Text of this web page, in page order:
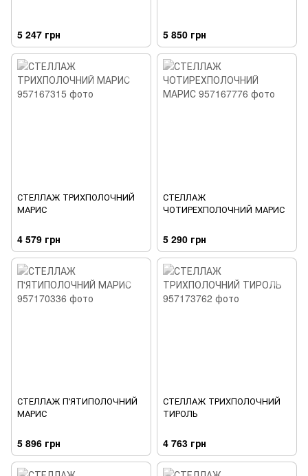
5 247 грн 5 850 грн
СТЕЛЛАЖ ТРИХПОЛОЧНИЙ
МАРИС
4 579 грн
СТЕЛЛАЖ
ЧОТИРЕХПОЛОЧНИЙ МАРИС
5 290 грн
СТЕЛЛАЖ П'ЯТИПОЛОЧНИЙ
МАРИС
5 896 грн
СТЕЛЛАЖ ТРИХПОЛОЧНИЙ
ТИРОЛЬ
4 763 грн